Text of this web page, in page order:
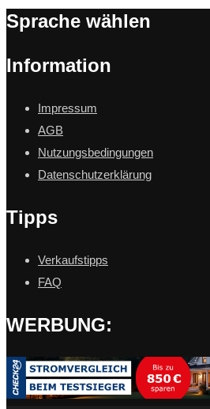
Sprache wählen
Information
Impressum
AGB
Nutzungsbedingungen
Datenschutzerklärung
Tipps
Verkaufstipps
FAQ
WERBUNG: